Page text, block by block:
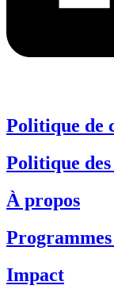
Politique de
Politique
À propos
Impact